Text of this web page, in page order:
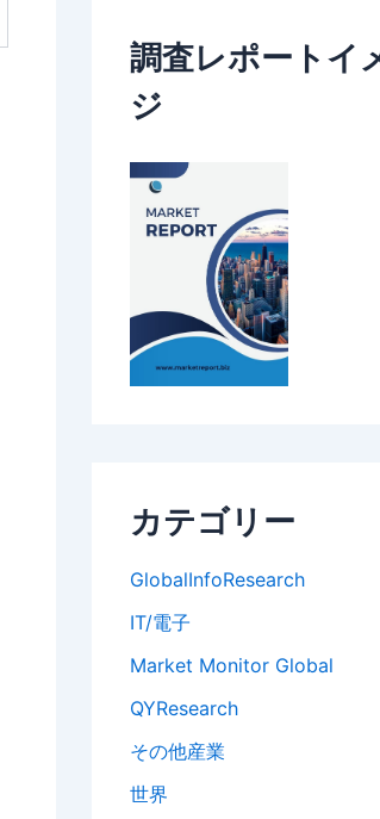
調査レポートイ
ジ
カテゴリー
GlobalInfoResearch
IT/電子
Market Monitor Global
QYResearch
その他産業
世界